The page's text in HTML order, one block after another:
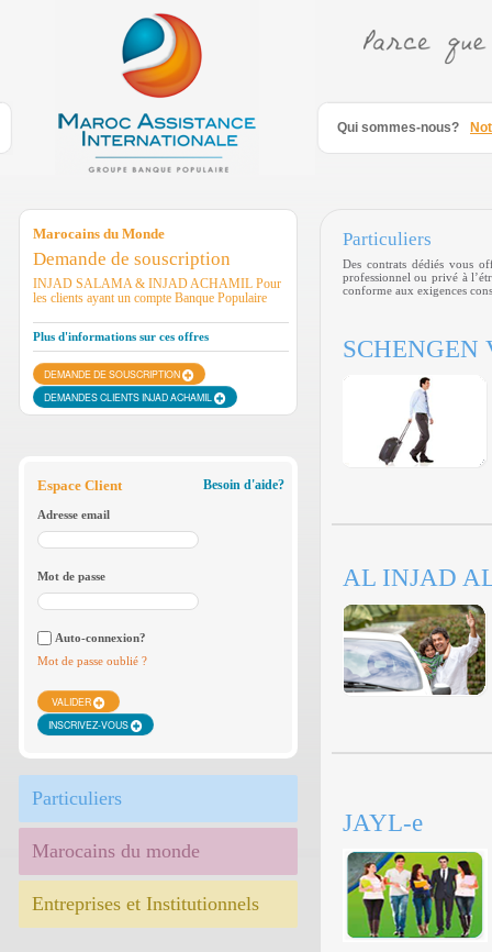
Qui sommes-nous?
Marocains du Monde
Demande de souscription
INJAD SALAMA & INJAD ACHAMIL Pour
les clients ayant un compte Banque Populaire
Plus d'informations sur ces offres
DEMANDE DE SOUSCRIPTION
DEMANDES CLIENTS INJAD ACHAMIL
Espace Client Besoin d'aide?
Adresse email
Mot de passe
Auto-connexion?
Mot de passe oublié ?
VALIDER
INSCRIVEZ-VOUS
Particuliers
Marocains du monde
Entreprises et Institutionnels
Particuliers
Des contrats dédiés vous
professionnel ou privé à
conforme aux exigences
SCHENGEN
AL INJAD
JAYL-e